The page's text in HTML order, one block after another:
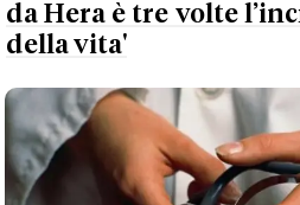
da Hera è tre volte
della vita'